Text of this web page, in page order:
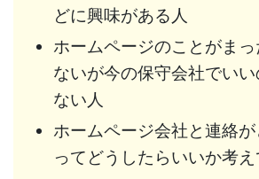
どに興味がある人
ホームページのことがま
ないが今の保守会社でい
ない人
ホームページ会社と連絡
ってどうしたらいいか考え